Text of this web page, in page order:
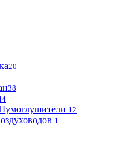
20
38
12
1